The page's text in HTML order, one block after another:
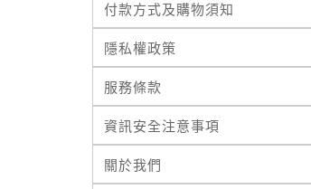
付款方式及購物須知
隱私權政策
服務條款
資訊安全注意事項
關於我們